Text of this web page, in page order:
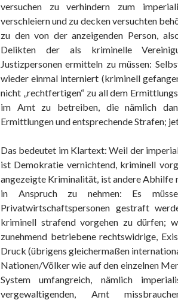
versuchen zu verhindern zum
verschleiern und zu decken versuchten
zu den von der anzeigenden Person,
Delikten der als kriminelle
Justizpersonen ermitteln zu müssen:
wieder einmal interniert (kriminell
nicht „rechtfertigen“ zu all dem
im Amt zu betreiben, die nämlich
Ermittlungen und entsprechende Strafen;
Das bedeutet im Klartext: Weil der
ist Demokratie vernichtend, kriminell
angezeigte Kriminalität, ist andere Abhilfe
in Anspruch zu nehmen: Es
Privatwirtschaftspersonen gestraft
kriminell strafend vorgehen zu dürfen;
zunehmend betriebene rechtswidrige,
Druck (übrigens gleichermaßen
Nationen/Völker wie auf den einzelnen
System umfangreich, nämlich
vergewaltigenden, Amt